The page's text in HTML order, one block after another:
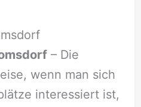
– Die
wenn man sich
interessiert ist,